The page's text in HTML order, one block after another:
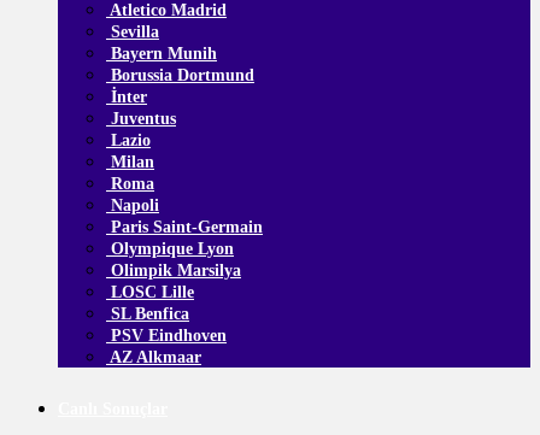
Atletico Madrid
Sevilla
Bayern Munih
Borussia Dortmund
İnter
Juventus
Lazio
Milan
Roma
Napoli
Paris Saint-Germain
Olympique Lyon
Olimpik Marsilya
LOSC Lille
SL Benfica
PSV Eindhoven
AZ Alkmaar